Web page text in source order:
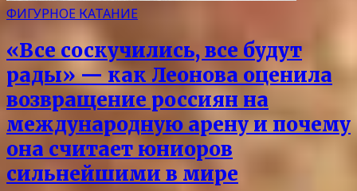
ФИГУРНОЕ КАТАНИЕ
«Все соскучились, все будут
рады» — как Леонова оценила
возвращение россиян на
международную арену и почему
она считает юниоров
сильнейшими в мире